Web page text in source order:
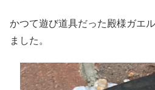
かつて遊び道具だった殿様ガエ
ました。